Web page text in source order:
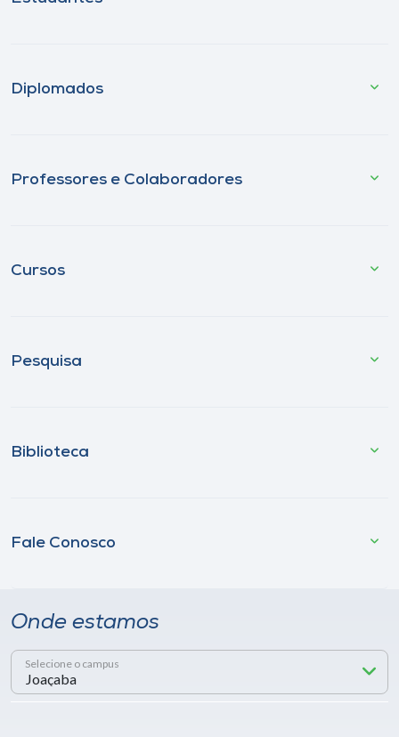
Diplomados
Professores e Colaboradores
Cursos
Pesquisa
Biblioteca
Fale Conosco
Onde estamos
Selecione o campus